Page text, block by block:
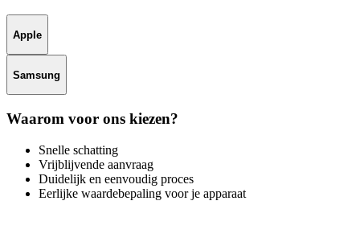
Apple
Samsung
Waarom voor ons kiezen?
Snelle schatting
Vrijblijvende aanvraag
Duidelijk en eenvoudig proces
Eerlijke waardebepaling voor je apparaat